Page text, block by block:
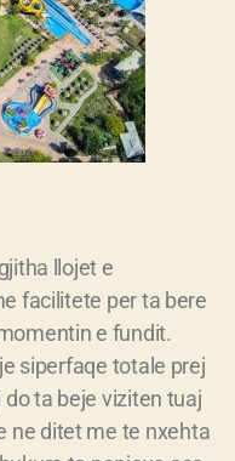
llojet e
facilitete per ta bere
e fundit.
siperfaqe totale prej
ta beje viziten tuaj
ne ditet me te nxehta